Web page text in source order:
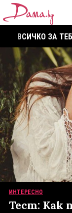
ВСИЧКО ЗА ТЕБ
ИНТЕРЕСНО
Тест: Как